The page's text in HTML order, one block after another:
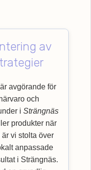
av
är avgörande för
och
i Strängnäs
produkter när
vi stolta över
anpassade
i Strängnäs.